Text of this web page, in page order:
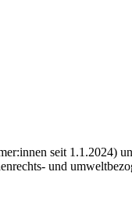
seit 1.1.2024)
und